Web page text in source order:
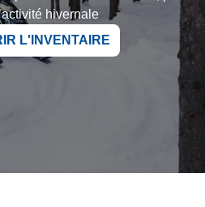
hivernale
L'INVENTAIRE